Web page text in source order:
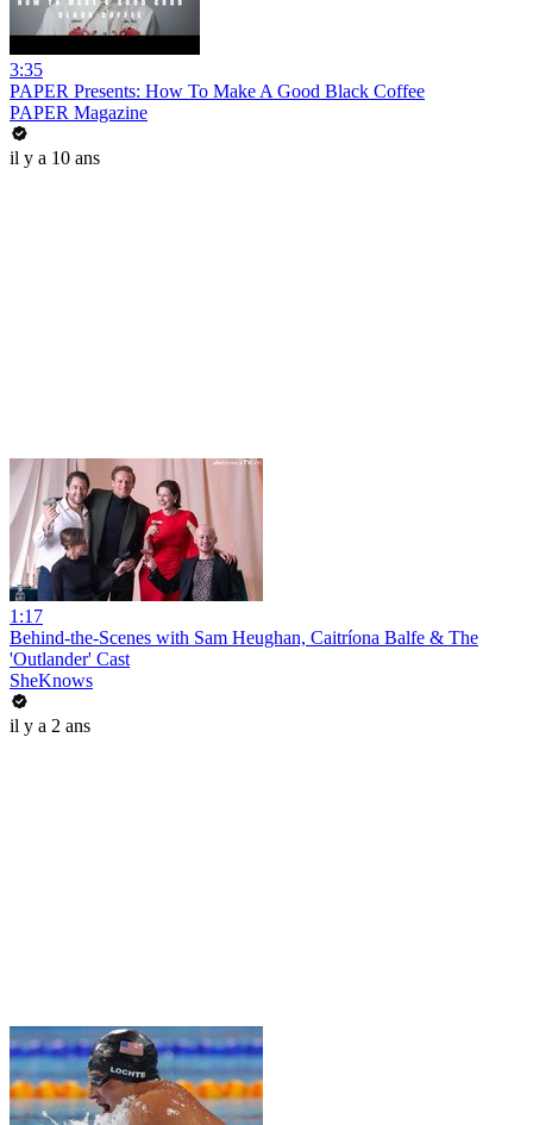
3:35
PAPER Presents: How To Make A Good Black Coffee
PAPER Magazine
il y a 10 ans
1:17
Behind-the-Scenes with Sam Heughan, Caitríona Balfe & The
'Outlander' Cast
SheKnows
il y a 2 ans